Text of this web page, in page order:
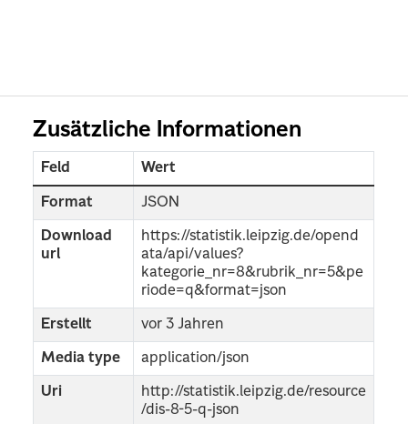
Zusätzliche Informationen
Feld Wert
Format JSON
Download
url
https://statistik.leipzig.de/opend
ata/api/values?
kategorie_nr=8&rubrik_nr=5&pe
riode=q&format=json
Erstellt vor 3 Jahren
Media type application/json
Uri
http://statistik.leipzig.de/resource
/dis-8-5-q-json